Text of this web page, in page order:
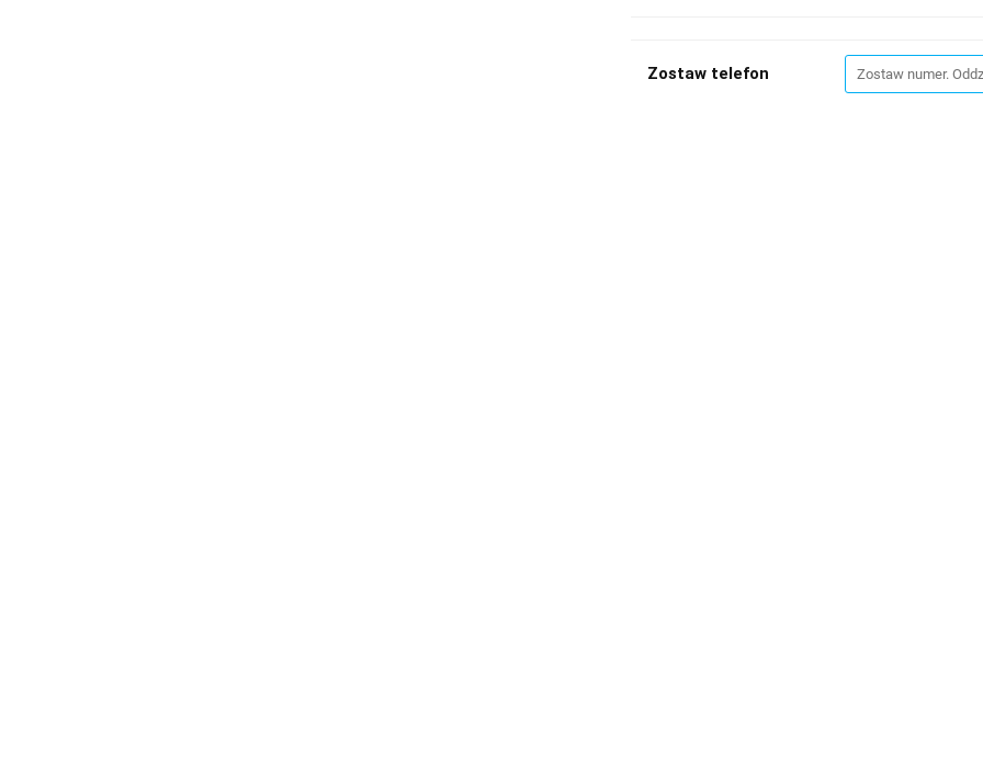
Zostaw telefon